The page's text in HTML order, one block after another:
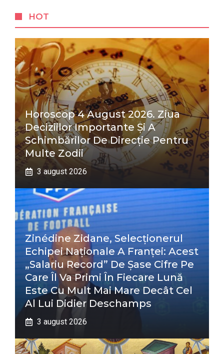
HOT
Horoscop 4 August 2026. Ziua
Deciziilor Importante Și A
Schimbărilor De Direcție Pentru
Multe Zodii
3 august 2026
Zinédine Zidane, Selecționerul
Echipei Naționale A Franței: Acest
„salariu Record” De Șase Cifre Pe
Care Îl Va Primi În Fiecare Lună
Este Cu Mult Mai Mare Decât Cel
Al Lui Didier Deschamps
3 august 2026